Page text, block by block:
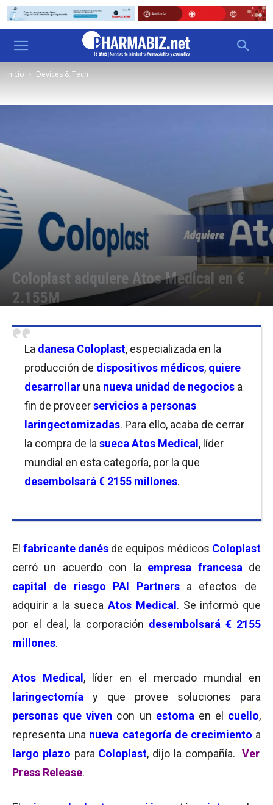
Inicio Devices & Tech
Coloplast adquiere Atos Medical en €
2.155M
La danesa Coloplast, especializada en la
producción de dispositivos médicos, quiere
desarrollar una nueva unidad de negocios a
fin de proveerservicios a personas
laringectomizadas. Para ello, acaba de cerrar
la compra de la sueca Atos Medical , líder
mundial en esta categoría, por la que
desembolsará € 2155 millones.
El fabricante danés de equipos médicos Coloplast
cerró un acuerdo con la empresa francesa de
capital de riesgo PAI Partners a efectos de
adquirir a la sueca Atos Medica . Se informó que
por el deal, la corporación desembolsará € 2155
millones.
Atos Medical , líder en el mercado mundial en
laringectomía
y que provee soluciones para
personas que viven con un estoma en el cuello,
representa una nueva categoría de crecimiento a
largo plazo para Coloplast, dijo la compañía.Ver
Press Release.